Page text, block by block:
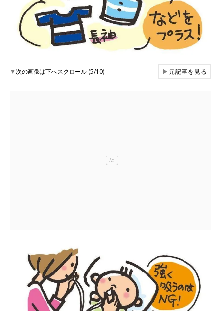
▼次の画像は下へスクロール (5/10) ▶元記事を見る